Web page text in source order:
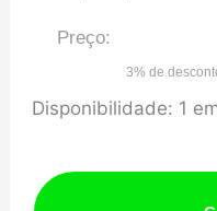
Preço:
3% de
Disponibilidade: 1
Bronzina
Biela